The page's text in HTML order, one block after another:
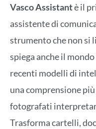
Vasco Assistantè il
assistente di
strumento che non si
spiega anche il
recenti modelli di
una comprensione
fotografati
Trasforma cartelli,